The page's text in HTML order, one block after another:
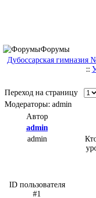
Форумы
Дубоссарская гимназия
::
Переход на страницу
Модераторы: admin
Автор
admin
admin
ID пользователя
#1